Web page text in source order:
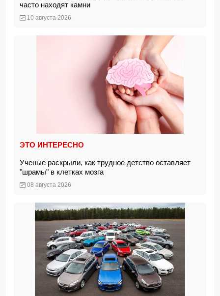
часто находят камни
10 августа 2026
ЭТО ИНТЕРЕСНО
Ученые раскрыли, как трудное детство оставляет
"шрамы" в клетках мозга
08 августа 2026